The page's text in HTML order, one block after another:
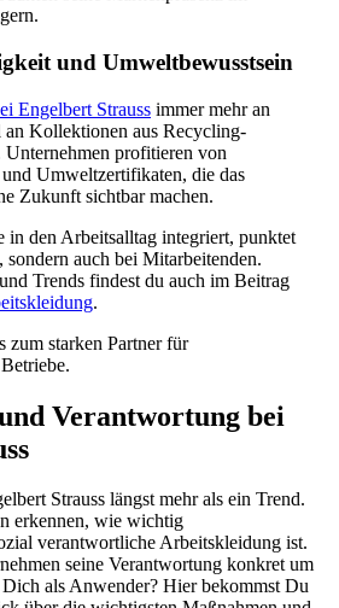
und Umweltbewusstsein
Engelbert Strauss immer mehr an
Kollektionen aus Recycling-
profitieren von
Umweltzertifikaten, die das
Zukunft sichtbar machen.
in den Arbeitsalltag integriert, punktet
auch bei Mitarbeitenden.
Trends findest du auch im Beitrag
.
zum starken Partner für
Verantwortung bei
Strauss längst mehr als ein Trend.
erkennen, wie wichtig
verantwortliche Arbeitskleidung ist.
seine Verantwortung konkret um
als Anwender? Hier bekommst Du